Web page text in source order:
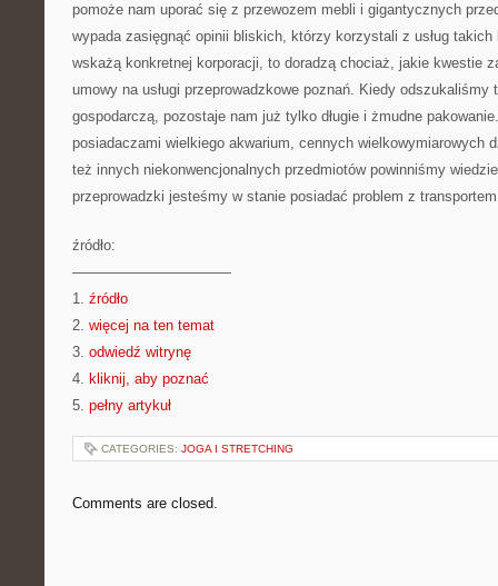
pomoże nam uporać się z przewozem mebli i gigantycznych
wypada zasięgnąć opinii bliskich, którzy korzystali z usług
wskażą konkretnej korporacji, to doradzą chociaż, jakie kwestie
umowy na usługi przeprowadzkowe poznań. Kiedy odszukaliśmy
gospodarczą, pozostaje nam już tylko długie i żmudne
posiadaczami wielkiego akwarium, cennych wielkowymiarowych
też innych niekonwencjonalnych przedmiotów powinniśmy
przeprowadzki jesteśmy w stanie posiadać problem z
źródło:
———————————
1. źródło
2. więcej na ten temat
3. odwiedź witrynę
4. kliknij, aby poznać
5. pełny artykuł
CATEGORIES: JOGA I STRETCHING
Comments are closed.